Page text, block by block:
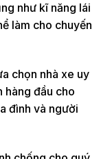
như kĩ năng lái
làm cho chuyến
chọn nhà xe uy
hàng đầu cho
đình và người